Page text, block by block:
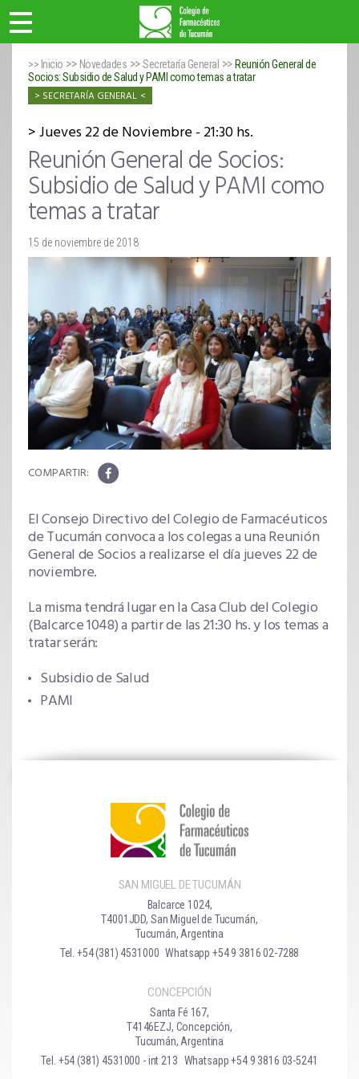
>> Inicio >> Novedades >>Secretaría General >> Reunión General de
Socios: Subsidio de Salud y PAMI como temas a tratar
SECRETARÍA GENERAL
Jueves 22 de Noviembre - 21:30 hs.
Reunión General de Socios:
Subsidio de Salud y PAMI como
temas a tratar
15 de noviembre de 2018
El Consejo Directivo del Colegio de Farmacéuticos
de Tucumán convoca a los colegas a una Reunión
General de Socios a realizarse el día jueves 22 de
noviembre.
La misma tendrá lugar en la Casa Club del Colegio
(Balcarce 1048) a partir de las 21:30 hs. y los temas a
tratar serán:
Subsidio de Salud
PAMI
SAN MIGUEL DE TUCUMÁN
Balcarce 1024,
T4001JDD, San Miguel de Tucumán,
Tucumán, Argentina
Tel. +54 (381) 4531000 Whatsapp +54 9 3816 02-7288
CONCEPCIÓN
Santa Fé 167,
T4146EZJ, Concepción,
Tucumán, Argentina
Tel. +54 (381) 4531000 - int 213 Whatsapp +54 9 3816 03-5241